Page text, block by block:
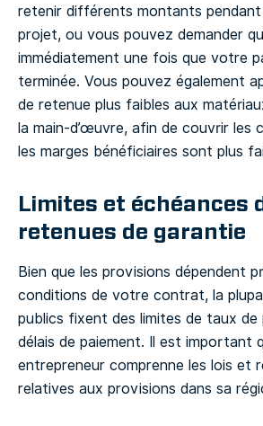
retenir différents montants pendant
projet, ou vous pouvez demander
immédiatement une fois que votre
terminée. Vous pouvez également
de retenue plus faibles aux
la main-d’œuvre, afin de couvrir les
les marges bénéficiaires sont plus
Limites et échéances
retenues de garantie
Bien que les provisions dépendent
conditions de votre contrat, la
publics fixent des limites de taux
délais de paiement. Il est important
entrepreneur comprenne les lois et
relatives aux provisions dans sa